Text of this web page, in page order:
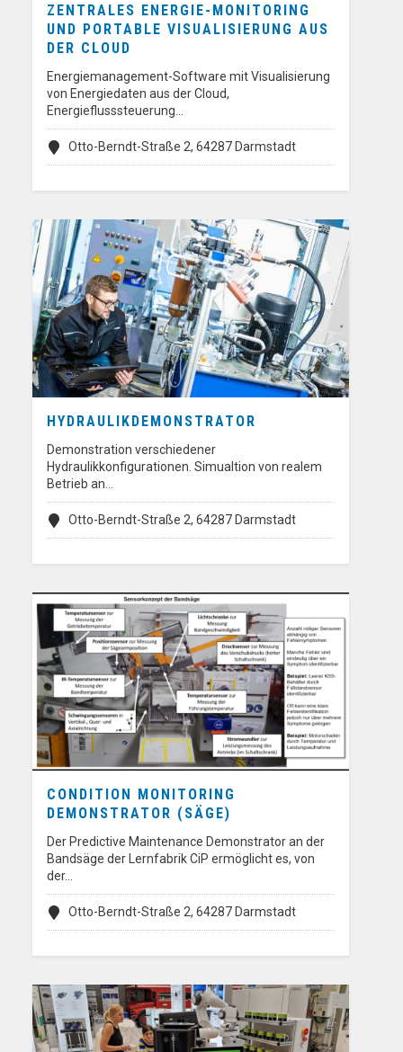
ZENTRALES ENERGIE-MONITORING
UND PORTABLE VISUALISIERUNG AUS
DER CLOUD
Energiemanagement-Software mit Visualisierung
von Energiedaten aus der Cloud,
Energieflusssteuerung…
Otto-Berndt-Straße 2, 64287 Darmstadt
HYDRAULIKDEMONSTRATOR
Demonstration verschiedener
Hydraulikkonfigurationen. Simualtion von realem
Betrieb an…
Otto-Berndt-Straße 2, 64287 Darmstadt
CONDITION MONITORING
DEMONSTRATOR (SÄGE)
Der Predictive Maintenance Demonstrator an der
Bandsäge der Lernfabrik CiP ermöglicht es, von
der…
Otto-Berndt-Straße 2, 64287 Darmstadt